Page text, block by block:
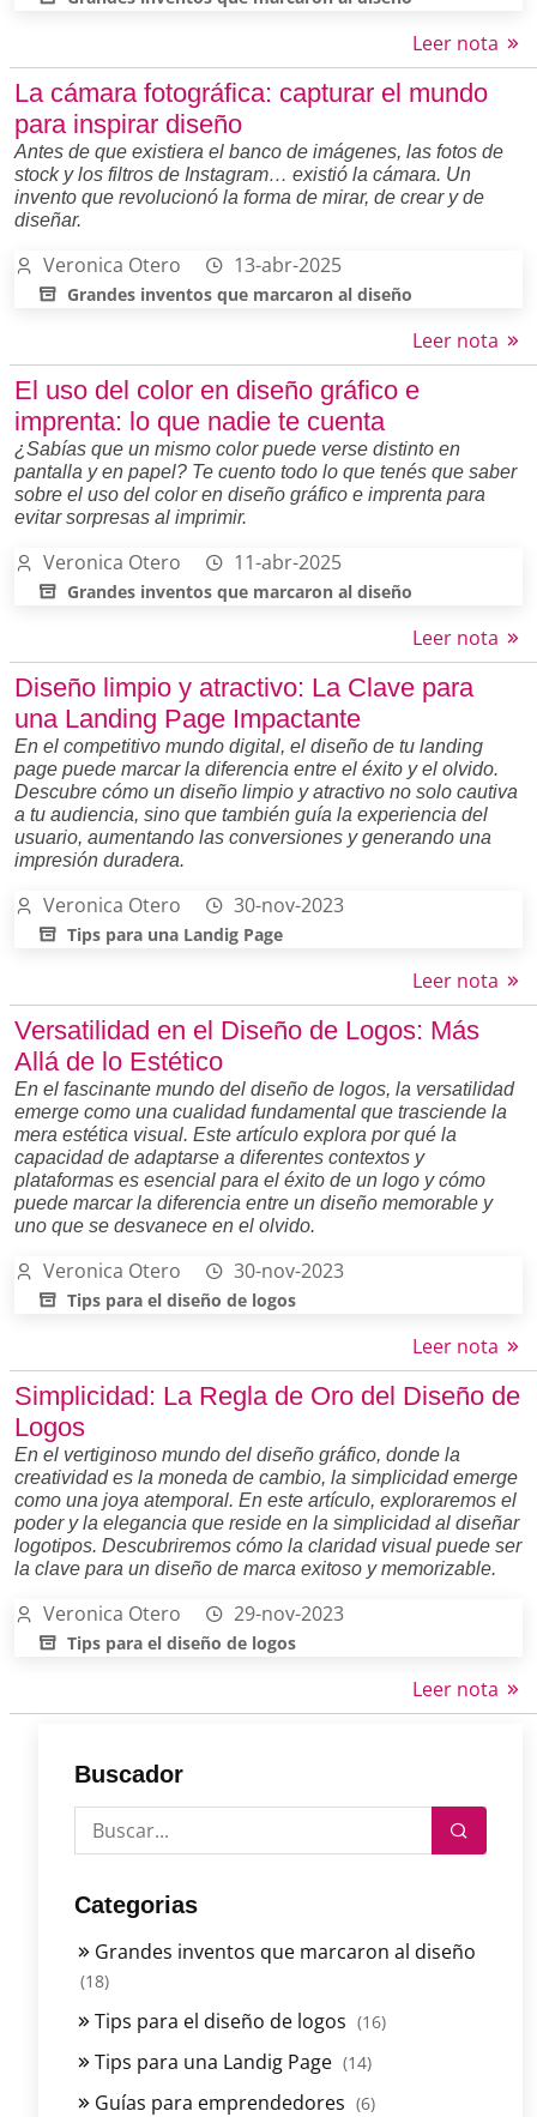
Buscador
Categorias
Grandes inventos que marcaron al diseño
(18)
Tips para el diseño de logos (16)
Tips para una Landig Page (14)
Guías para emprendedores (6)
Leer nota
La cámara fotográfica: capturar el mundo
para inspirar diseño
Antes de que existiera el banco de imágenes, las fotos de
stock y los filtros de Instagram… existió la cámara. Un
invento que revolucionó la forma de mirar, de crear y de
diseñar.
Veronica Otero 13-abr-2025
Grandes inventos que marcaron al diseño
Leer nota
El uso del color en diseño gráfico e
imprenta: lo que nadie te cuenta
¿Sabías que un mismo color puede verse distinto en
pantalla y en papel? Te cuento todo lo que tenés que saber
sobre el uso del color en diseño gráfico e imprenta para
evitar sorpresas al imprimir.
Veronica Otero 11-abr-2025
Grandes inventos que marcaron al diseño
Leer nota
Diseño limpio y atractivo: La Clave para
una Landing Page Impactante
En el competitivo mundo digital, el diseño de tu landing
page puede marcar la diferencia entre el éxito y el olvido.
Descubre cómo un diseño limpio y atractivo no solo cautiva
a tu audiencia, sino que también guía la experiencia del
usuario, aumentando las conversiones y generando una
impresión duradera.
Veronica Otero 30-nov-2023
Tips para una Landig Page
Leer nota
Versatilidad en el Diseño de Logos: Más
Allá de lo Estético
En el fascinante mundo del diseño de logos, la versatilidad
emerge como una cualidad fundamental que trasciende la
mera estética visual. Este artículo explora por qué la
capacidad de adaptarse a diferentes contextos y
plataformas es esencial para el éxito de un logo y cómo
puede marcar la diferencia entre un diseño memorable y
uno que se desvanece en el olvido.
Veronica Otero 30-nov-2023
Tips para el diseño de logos
Leer nota
Simplicidad: La Regla de Oro del Diseño de
Logos
En el vertiginoso mundo del diseño gráfico, donde la
creatividad es la moneda de cambio, la simplicidad emerge
como una joya atemporal. En este artículo, exploraremos el
poder y la elegancia que reside en la simplicidad al diseñar
logotipos. Descubriremos cómo la claridad visual puede ser
la clave para un diseño de marca exitoso y memorizable.
Veronica Otero 29-nov-2023
Tips para el diseño de logos
Leer nota